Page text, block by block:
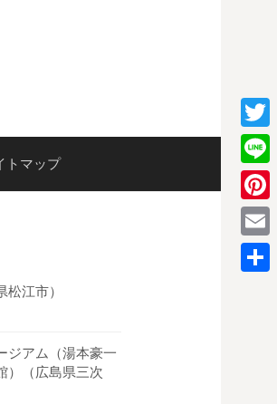
トマップ
江市）
ジアム（湯本豪一
）（広島県三次
T
w
i
L
i
n
e
P
i
n
E